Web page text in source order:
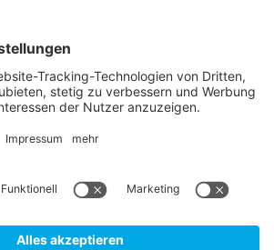
Zur Stellenbörse
Follow TQ-Group